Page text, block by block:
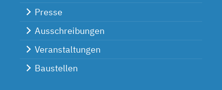
Presse
Ausschreibungen
Veranstaltungen
Baustellen